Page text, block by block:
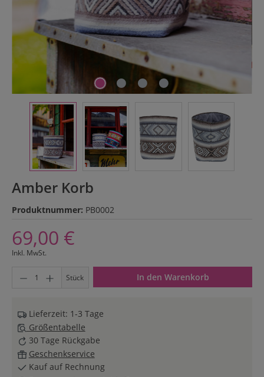
Amber Korb
Produktnummer: PB0002
69,00 €
Inkl. MwSt.
Produkt Anzahl: Gib den gewünschten Wert ein oder
Stück In den Warenkorb
Lieferzeit: 1-3 Tage
Größentabelle
30 Tage Rückgabe
Geschenkservice
Kauf auf Rechnung